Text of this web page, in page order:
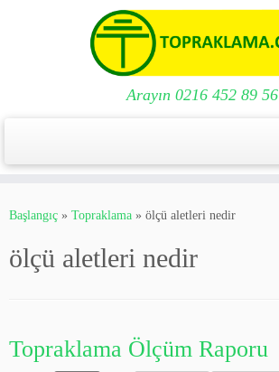
to
Arayın 0216 452 89 56
Başlangıç » Topraklama » ölçü aletleri nedir
ölçü aletleri nedir
Topraklama Ölçüm Raporu